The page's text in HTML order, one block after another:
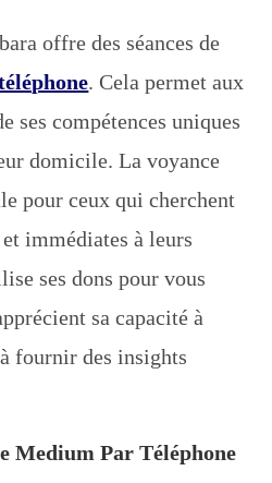
offre des séances de
. Cela permet aux
ses compétences uniques
domicile. La voyance
pour ceux qui cherchent
immédiates à leurs
ses dons pour vous
sa capacité à
fournir des insights
Medium Par Téléphone